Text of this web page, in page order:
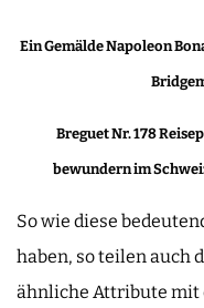
Ein Gemälde Napoleon
Breguet Nr. 178
bewundern im
So wie diese
haben, so teilen auch
ähnliche Attribute mit